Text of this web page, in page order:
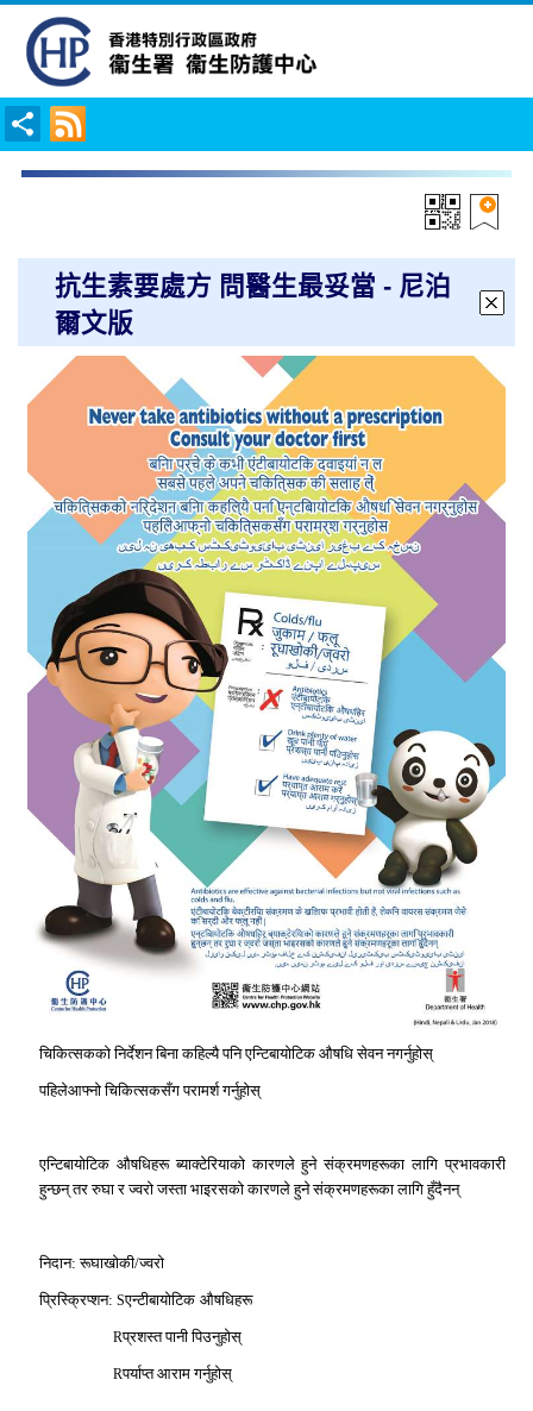
抗生素要處方 問醫生最妥當 - 尼泊
爾文版
चिकित्सकको निर्देशन बिना कहिल्यै पनि एन्टिबायोटिक औषधि सेवन नगर्नुहोस्
पहिलेआफ्नो चिकित्सकसँग परामर्श गर्नुहोस्
एन्टिबायोटिक औषधिहरू ब्याक्टेरियाको कारणले हुने संक्रमणहरूका लागि प्रभावकारी
हुन्छन् तर रुघा र ज्वरो जस्ता भाइरसको कारणले हुने संक्रमणहरूका लागि हुँदैनन्
निदान: रूघाखोकी/ज्वरो
प्रिस्क्रिप्शन: Sएन्टीबायोटिक औषधिहरू
Rप्रशस्त पानी पिउनुहोस्
Rपर्याप्त आराम गर्नुहोस्